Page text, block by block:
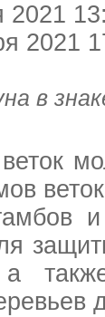
2021
2021
в
веток
а